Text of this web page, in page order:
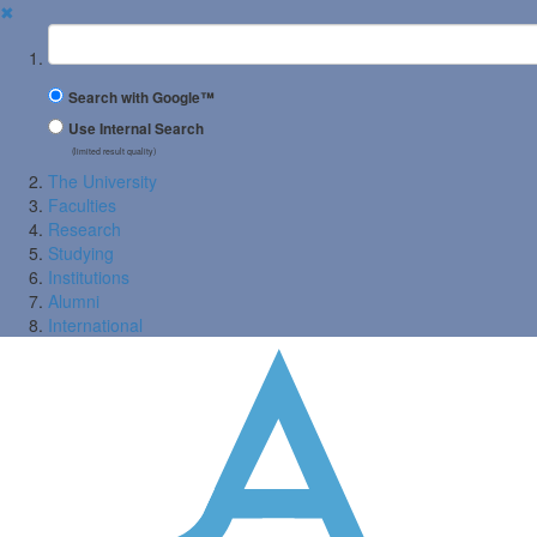
✖
Suchbegriff
Search with Google™
Use Internal Search
(limited result quality)
The University
Faculties
Research
Studying
Institutions
Alumni
International